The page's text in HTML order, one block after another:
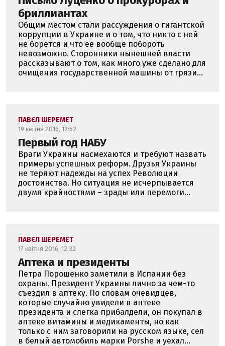
бриллиантах
Общим местом стали рассуждения о гигантской
коррупции в Украине и о том, что никто с ней
не борется и что ее вообще побороть
невозможно. Сторонники нынешней власти
рассказывают о том, как много уже сделано для
очищения государственной машины от грязи...
ПАВЄЛ ШЕРЕМЕТ
19 квітня 2016, 12:52
Первый год НАБУ
Враги Украины насмехаются и требуют назвать
примеры успешных реформ. Друзья Украины
не теряют надежды на успех Революции
достоинства. Но ситуация не исчерпывается
двумя крайностями – зрады или перемоги...
ПАВЄЛ ШЕРЕМЕТ
17 квітня 2016, 12:32
Аптека и президенты
Петра Порошенко заметили в Испании без
охраны. Президент Украины лично за чем-то
съездил в аптеку. По словам очевидцев,
которые случайно увидели в аптеке
президента и слегка прибалдели, он покупал в
аптеке витамины и медикаменты, но как
только с ним заговорили на русском языке, сел
в белый автомобиль марки Porshe и уехал...